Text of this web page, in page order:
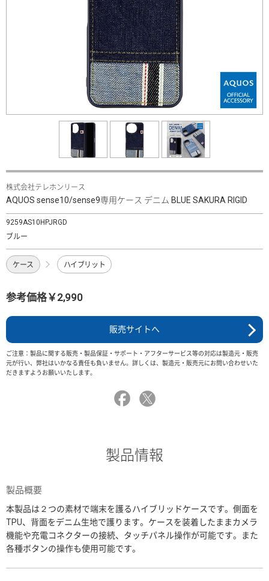
株式会社テレホンリース
AQUOS sense10/sense9専用ケース デニム BLUE SAKURA RIGID
9259AS10HPJRGD
ブルー
ケース ハイブリット
参考価格￥2,990
販売サイトへ
ご注意：製品に関する販売・製品保証・サポート・アフターサービス等の対応は製造元・販売
元が行い、弊社はいかなる責任も負いません。詳しくは、製造元・販売元にお問い合わせいた
だきますようお願いいたします。
製品情報
製品概要
本製品は２つの素材で端末を護るハイブリッドケースです。側面を
TPU、背面をデニム生地で護ります。ケースを装着したままカメラ
機能や充電コネクターの接続、タッチパネル操作が可能です。また
各種ボタンの操作も使用可能です。